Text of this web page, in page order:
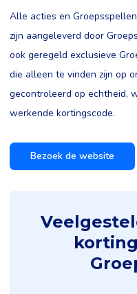
Alle acties en
zijn aangeleverd door
ook geregeld exclusieve
die alleen te vinden zijn op
gecontroleerd op echtheid,
werkende kortingscode.
Bezoek de website